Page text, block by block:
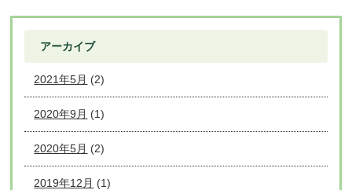
アーカイブ
2021年5月 (2)
2020年9月 (1)
2020年5月 (2)
2019年12月 (1)